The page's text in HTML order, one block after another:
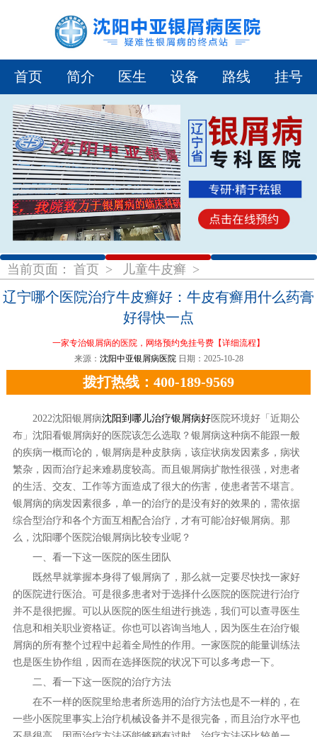
首页 简介 医生 设备 路线 挂号
1 2 3
当前页面： 首页 > 儿童牛皮癣 >
辽宁哪个医院治疗牛皮癣好：牛皮有癣用什么药膏
好得快一点
一家专治银屑病的医院，网络预约免挂号费 【详细流程】
来源： 沈阳中亚银屑病医院 日期：2025-10-28
拨打热线：400-189-9569
2022沈阳银屑病沈阳到哪儿治疗银屑病好医院环境好「近期公
布」沈阳看银屑病好的医院该怎么选取？银屑病这种病不能跟一般
的疾病一概而论的，银屑病是种皮肤病，该症状病发因素多，病状
繁杂，因而治疗起来难易度较高。而且银屑病扩散性很强，对患者
的生活、交友、工作等方面造成了很大的伤害，使患者苦不堪言。
银屑病的病发因素很多，单一的治疗的是没有好的效果的，需依据
综合型治疗和各个方面互相配合治疗，才有可能冶好银屑病。那
么，沈阳哪个医院治银屑病比较专业呢？
一、看一下这一医院的医生团队
既然早就掌握本身得了银屑病了，那么就一定要尽快找一家好
的医院进行医治。可是很多患者对于选择什么医院的医院进行治疗
并不是很把握。可以从医院的医生组进行挑选，我们可以查寻医生
信息和相关职业资格证。你也可以咨询当地人，因为医生在治疗银
屑病的所有整个过程中起着全局性的作用。一家医院的能量训练法
也是医生协作组，因而在选择医院的状况下可以多考虑一下。
二、看一下这一医院的治疗方法
在不一样的医院里给患者所选用的治疗方法也是不一样的，在
一些小医院里事实上治疗机械设备并不是很完备，而且治疗水平也